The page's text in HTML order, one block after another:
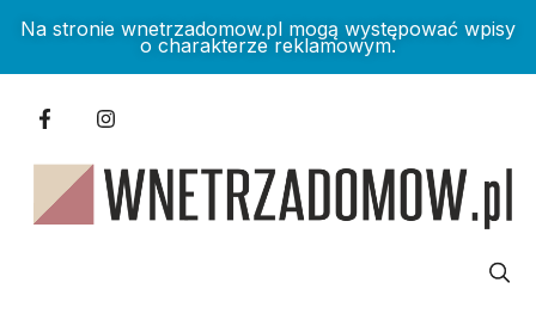
Na stronie wnetrzadomow.pl mogą występować wpisy
o charakterze reklamowym.